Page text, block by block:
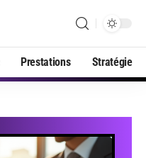
Prestations Stratégie